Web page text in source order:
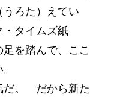
ろた）えてい
・タイムズ紙
を踏んで、ここ
だ。 だから新た